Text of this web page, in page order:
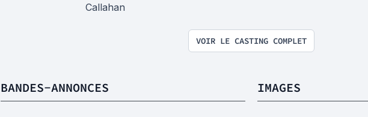
Callahan
VOIR LE CASTING COMPLET
BANDES-ANNONCES IMAGES